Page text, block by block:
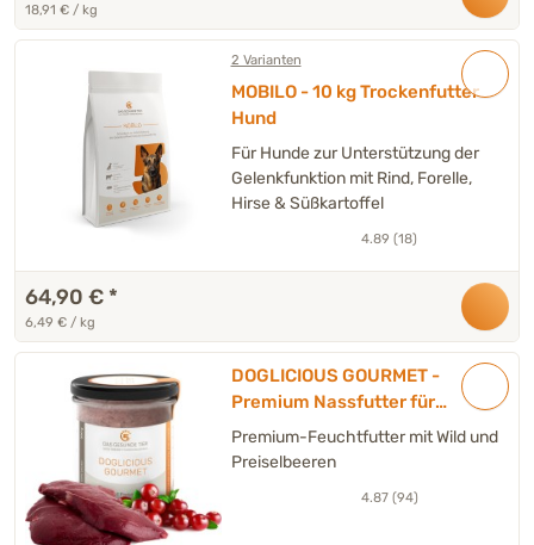
18,91 € / kg
2 Varianten
MOBILO - 10 kg Trockenfutter
Hund
Für Hunde zur Unterstützung der
Gelenkfunktion mit Rind, Forelle,
Hirse & Süßkartoffel
4.89 (18)
64,90 € *
6,49 € / kg
DOGLICIOUS GOURMET -
Premium Nassfutter für
Hunde mit Wild, Rind &
Preiselbeeren - 6 x 300 g
Premium-Feuchtfutter mit Wild und
Preiselbeeren
4.87 (94)